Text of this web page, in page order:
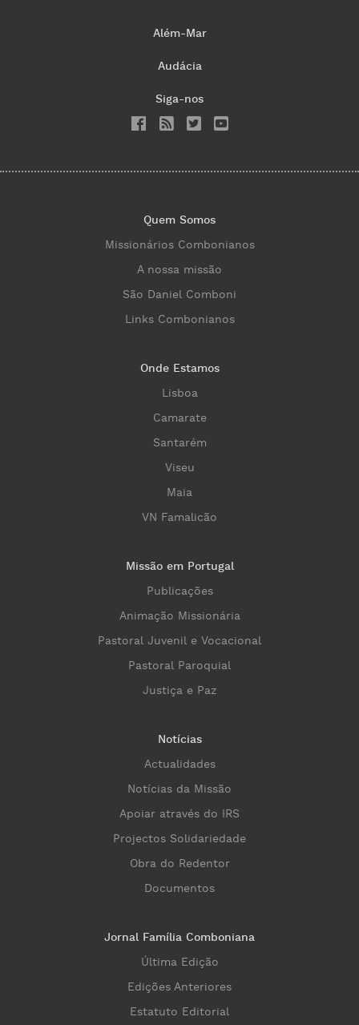
Além-Mar
Audácia
Siga-nos
Quem Somos
Missionários Combonianos
A nossa missão
São Daniel Comboni
Links Combonianos
Onde Estamos
Lisboa
Camarate
Santarém
Viseu
Maia
VN Famalicão
Missão em Portugal
Publicações
Animação Missionária
Pastoral Juvenil e Vocacional
Pastoral Paroquial
Justiça e Paz
Notícias
Actualidades
Notícias da Missão
Apoiar através do IRS
Projectos Solidariedade
Obra do Redentor
Documentos
Jornal Família Comboniana
Última Edição
Edições Anteriores
Estatuto Editorial